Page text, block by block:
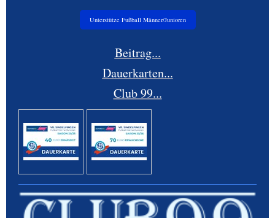
Unterstütze Fußball Männer/Junioren
Beitrag...
Dauerkarten...
Club 99...